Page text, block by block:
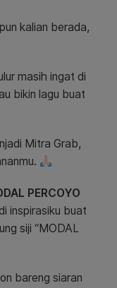
kalian berada,
masih ingat di
bikin lagu buat
Mitra Grab,
PERCOYO
inspirasiku buat
siji “MODAL
bareng siaran